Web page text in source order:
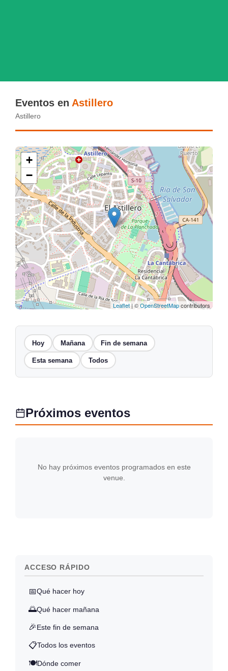
Eventos en Astillero
Astillero
+
−
Leaflet| ©OpenStreetMapcontributors
Hoy Mañana Fin de semana
Esta semana Todos
Próximos eventos
No hay próximos eventos programados en este
venue.
ACCESO RÁPIDO
📅Qué hacer hoy
🌅Qué hacer mañana
🎉Este fin de semana
📋Todos los eventos
🍽️Dónde comer